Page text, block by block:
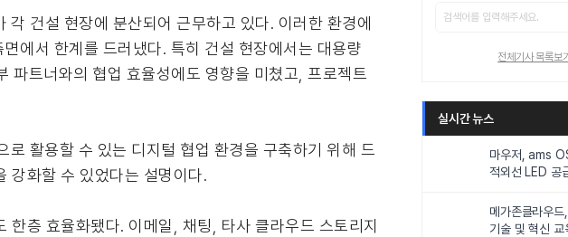
건설 현장에 분산되어 근무하고 있다. 이러한 환경에
에서 한계를 드러냈다. 특히 건설 현장에서는 대용량
파트너와의 협업 효율성에도 영향을 미쳤고, 프로젝트
활용할 수 있는 디지털 협업 환경을 구축하기 위해 드
강화할 수 있었다는 설명이다.
층 효율화됐다. 이메일, 채팅, 타사 클라우드 스토리지
전체기사 목록보
실시간 뉴스
마우저, ams
적외선 LED 공
메가존클라우드
기술 및 혁신